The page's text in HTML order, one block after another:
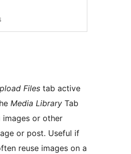
Files tab active
Media Library Tab
images or other
or post. Useful if
reuse images on a